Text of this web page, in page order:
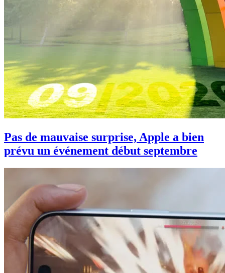
Pas de mauvaise surprise, Apple a bien
prévu un événement début septembre